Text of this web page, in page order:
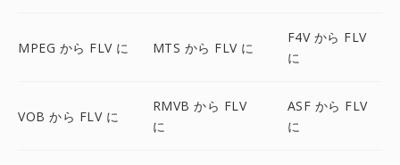
MPEG から FLV に MTS から FLV に
F4V から FLV
に
VOB から FLV に
RMVB から FLV
に
ASF から FLV
に